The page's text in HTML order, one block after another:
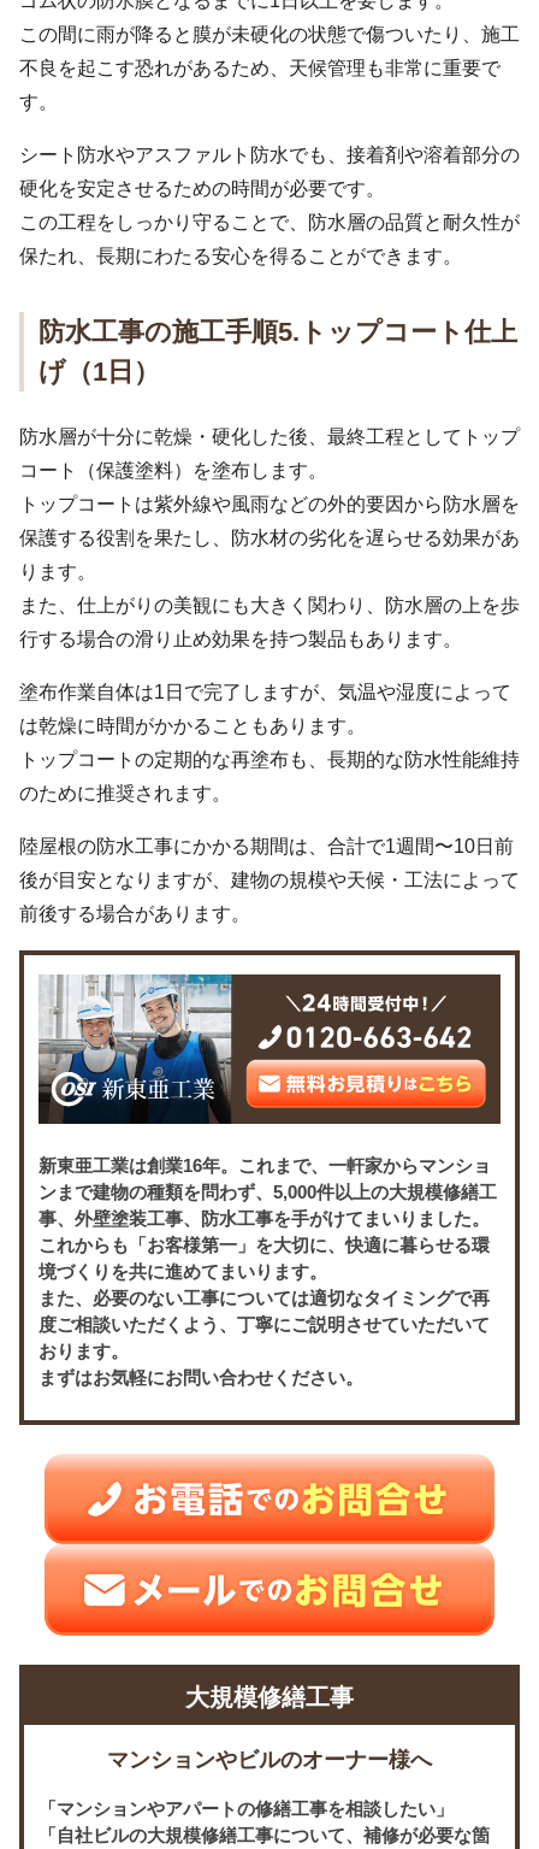
この間に雨が降ると膜が未硬化の状態で傷ついたり、施工
不良を起こす恐れがあるため、天候管理も非常に重要で
す。
シート防水やアスファルト防水でも、接着剤や溶着部分の
硬化を安定させるための時間が必要です。
この工程をしっかり守ることで、防水層の品質と耐久性が
保たれ、長期にわたる安心を得ることができます。
防水工事の施工手順5.トップコート仕上
げ（1日）
防水層が十分に乾燥・硬化した後、最終工程としてトップ
コート（保護塗料）を塗布します。
トップコートは紫外線や風雨などの外的要因から防水層を
保護する役割を果たし、防水材の劣化を遅らせる効果があ
ります。
また、仕上がりの美観にも大きく関わり、防水層の上を歩
行する場合の滑り止め効果を持つ製品もあります。
塗布作業自体は1日で完了しますが、気温や湿度によって
は乾燥に時間がかかることもあります。
トップコートの定期的な再塗布も、長期的な防水性能維持
のために推奨されます。
陸屋根の防水工事にかかる期間は、合計で1週間〜10日前
後が目安となりますが、建物の規模や天候・工法によって
前後する場合があります。
新東亜工業は創業16年。これまで、一軒家からマンショ
ンまで建物の種類を問わず、5,000件以上の大規模修繕工
事、外壁塗装工事、防水工事を手がけてまいりました。
これからも「お客様第一」を大切に、快適に暮らせる環
境づくりを共に進めてまいります。
また、必要のない工事については適切なタイミングで再
度ご相談いただくよう、丁寧にご説明させていただいて
おります。
まずはお気軽にお問い合わせください。
大規模修繕工事
マンションやビルのオーナー様へ
「マンションやアパートの修繕工事を相談したい」
「自社ビルの大規模修繕工事について、補修が必要な箇